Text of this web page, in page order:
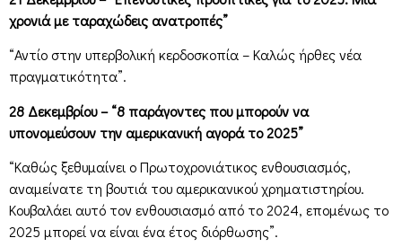
χρονιά με ταραχώδεις ανατροπές”
“Αντίο στην υπερβολική κερδοσκοπία – Καλώς ήρθες νέα
πραγματικότητα”.
28 Δεκεμβρίου – “8 παράγοντες που μπορούν να
υπονομεύσουν την αμερικανική αγορά το 2025”
“Καθώς ξεθυμαίνει ο Πρωτοχρονιάτικος ενθουσιασμός,
αναμείνατε τη βουτιά του αμερικανικού χρηματιστηρίου.
Κουβαλάει αυτό τον ενθουσιασμό από το 2024, επομένως το
2025 μπορεί να είναι ένα έτος διόρθωσης”.